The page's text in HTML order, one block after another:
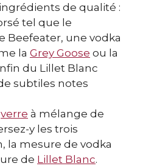
de qualité :
tel que le
Beefeater, une vodka
la Grey Goose ou la
du Lillet Blanc
subtiles notes
verre à mélange de
y les trois
la mesure de vodka
de Lillet Blanc.